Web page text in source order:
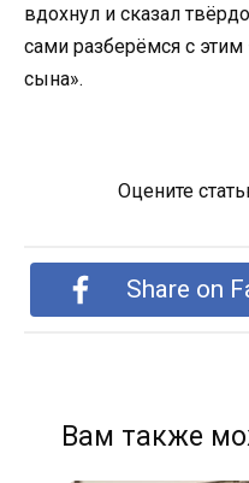
вдохнул и сказал
сами разберёмся с
сына».
Оцените
Share on
Вам также